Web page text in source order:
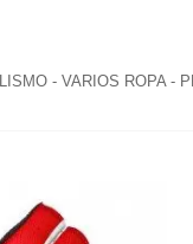
- VARIOS ROPA -